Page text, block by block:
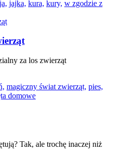
jajka, kura, kury, w zgodzie z
za los zwierząt
magiczny świat zwierząt, pies,
domowe
Tak, ale trochę inaczej niż